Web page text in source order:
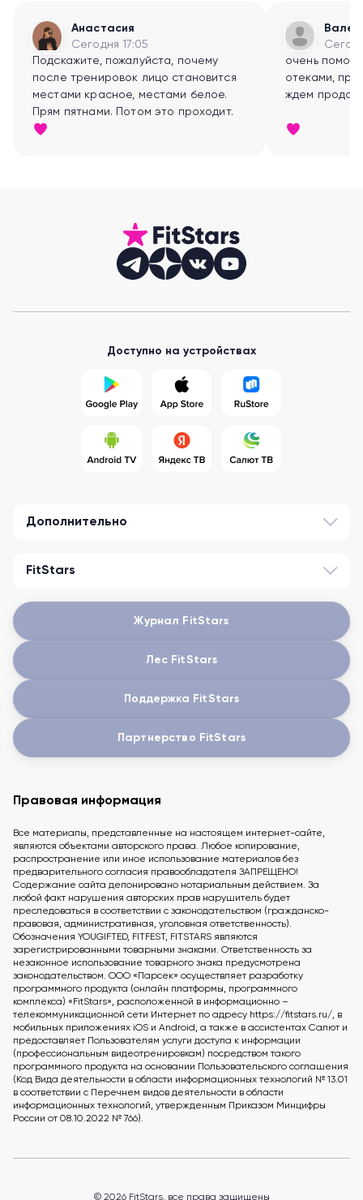
Анастасия
Сегодня 17:05
Подскажите, пожалуйста, почему
после тренировок лицо становится
местами красное, местами белое.
Прям пятнами. Потом это проходит.
очень
отеками,
ждем
Доступно на устройствах
Дополнительно
FitStars
Журнал FitStars
Лес FitStars
Поддержка FitStars
Партнерство FitStars
Правовая информация
Все материалы, представленные на настоящем интернет-сайте,
являются объектами авторского права. Любое копирование,
распространение или иное использование материалов без
предварительного согласия правообладателя ЗАПРЕЩЕНО!
Содержание сайта депонировано нотариальным действием. За
любой факт нарушения авторских прав нарушитель будет
преследоваться в соответствии с законодательством (гражданско-
правовая, административная, уголовная ответственность).
Обозначения YOUGIFTED, FITFEST, FITSTARS являются
зарегистрированными товарными знаками. Ответственность за
незаконное использование товарного знака предусмотрена
законодательством. ООО «Парсек» осуществляет разработку
программного продукта (онлайн платформы, программного
комплекса) «FitStars», расположенной в информационно –
телекоммуникационной сети Интернет по адресу https://fitstars.ru/, в
мобильных приложениях iOS и Android, а также в ассистентах Салют и
предоставляет Пользователям услуги доступа к информации
(профессиональным видеотренировкам) посредством такого
программного продукта на основании Пользовательского соглашения
(Код Вида деятельности в области информационных технологий № 13.01
в соответствии с Перечнем видов деятельности в области
информационных технологий, утвержденным Приказом Минцифры
России от 08.10.2022 № 766).
© 2026 FitStars, все права защищены